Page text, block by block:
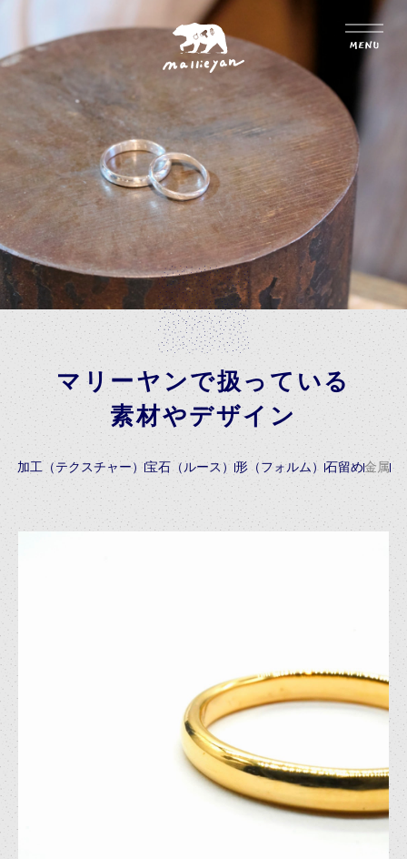
マリーヤンで扱っている
素材やデザイン
加工（テクスチャー）宝石（ルース） 形（フォルム） 石留め金属